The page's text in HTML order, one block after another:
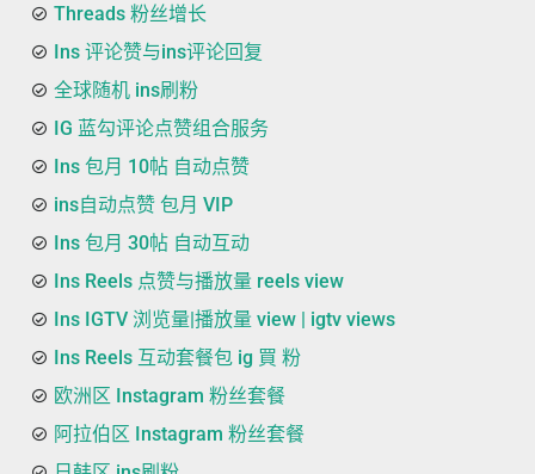
Threads 粉丝增长
Ins 评论赞与ins评论回复
全球随机 ins刷粉
IG 蓝勾评论点赞组合服务
Ins 包月 10帖 自动点赞
ins自动点赞 包月 VIP
Ins 包月 30帖 自动互动
Ins Reels 点赞与播放量 reels view
Ins IGTV 浏览量|播放量 view | igtv views
Ins Reels 互动套餐包 ig 買 粉
欧洲区 Instagram 粉丝套餐
阿拉伯区 Instagram 粉丝套餐